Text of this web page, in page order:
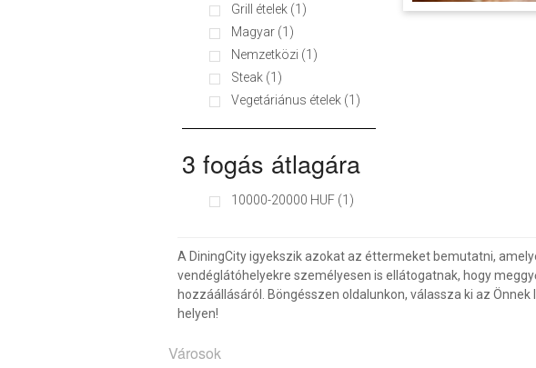
Grill ételek (1)
Magyar (1)
Nemzetközi (1)
Steak (1)
Vegetáriánus ételek (1)
3 fogás átlagára
10000-20000 HUF (1)
A DiningCity igyekszik azokat az éttermeket bemutatni,
vendéglátóhelyekre személyesen is ellátogatnak, hogy
hozzáállásáról. Böngésszen oldalunkon, válassza ki az
helyen!
Városok